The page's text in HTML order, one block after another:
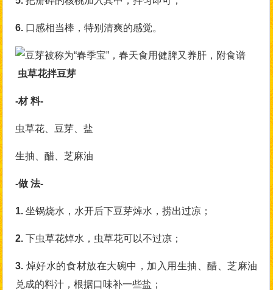
6. 口感相当棒，特别清爽的感觉。
虫草花拌豆芽
-材 料-
虫草花、豆芽、盐
生抽、醋、芝麻油
-做 法-
1.坐锅烧水，水开后下豆芽焯水，捞出过凉；
2.下虫草花焯水，虫草花可以不过凉；
3. 焯好水的食材放在大碗中，加入用生抽、醋、芝麻油
兑成的料汁，根据口味补一些盐；